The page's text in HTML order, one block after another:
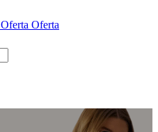
Oferta Oferta